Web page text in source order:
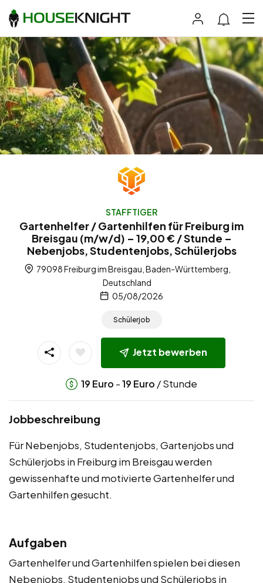
STAFFTIGER
Gartenhelfer / Gartenhilfen für Freiburg im
Breisgau (m/w/d) – 19,00 € / Stunde –
Nebenjobs, Studentenjobs, Schülerjobs
79098 Freiburg im Breisgau, Baden-Württemberg,
Deutschland
05/08/2026
Schülerjob
Jetzt bewerben
19 Euro -19 Euro / Stunde
Jobbeschreibung
Für Nebenjobs, Studentenjobs, Gartenjobs und
Schülerjobs in Freiburg im Breisgau werden
gewissenhafte und motivierte Gartenhelfer und
Gartenhilfen gesucht.
Aufgaben
Gartenhelfer und Gartenhilfen spielen bei diesen
Nebenjobs, Studentenjobs und Schülerjobs in